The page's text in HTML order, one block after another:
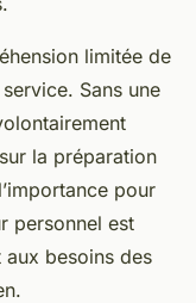
limitée de
Sans une
la préparation
pour
personnel est
besoins des